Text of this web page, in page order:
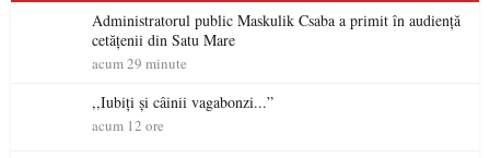
Administratorul public Maskulik Csaba a primit în audiență
cetățenii din Satu Mare
acum 29 minute
,,Iubiți și câinii vagabonzi...”
acum 12 ore